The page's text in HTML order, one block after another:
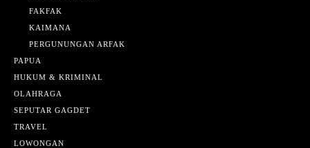
FAKFAK
KAIMANA
PERGUNUNGAN ARFAK
PAPUA
HUKUM & KRIMINAL
OLAHRAGA
SEPUTAR GAGDET
TRAVEL
LOWONGAN